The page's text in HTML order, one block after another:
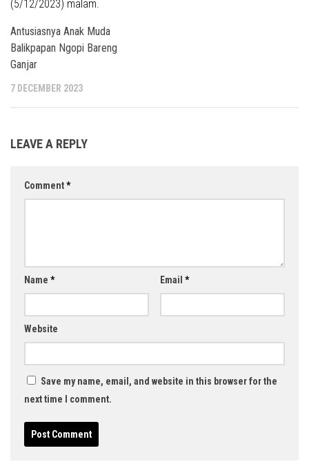
Antusiasnya Anak Muda
Balikpapan Ngopi Bareng
Ganjar
7 DECEMBER 2023
LEAVE A REPLY
Comment*
Name * Email *
Website
Save my name, email, and website in this browser for the
next time I comment.